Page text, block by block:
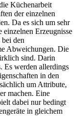
Küchenarbeit
der einzelnen
Da es sich um sehr
Erzeugnisse
den
Abweichungen. Die
sind. Darin
Es werden allerdings
in den
um Attribute,
machen. Eine
dabei nur bedingt
in gleichem